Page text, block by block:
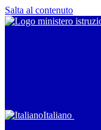
Salta al contenuto
Italiano